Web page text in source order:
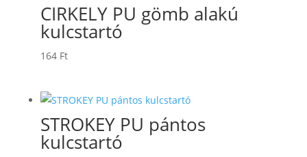
CIRKELY PU gömb alakú
kulcstartó
164 Ft
STROKEY PU pántos
kulcstartó